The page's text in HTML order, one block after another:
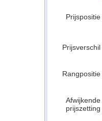
Prijspositie
Prijsverschil
Rangpositie
Afwijkende
prijszetting